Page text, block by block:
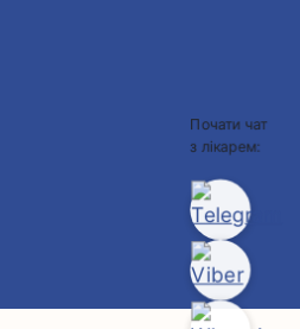
Почати чат
з лікарем: